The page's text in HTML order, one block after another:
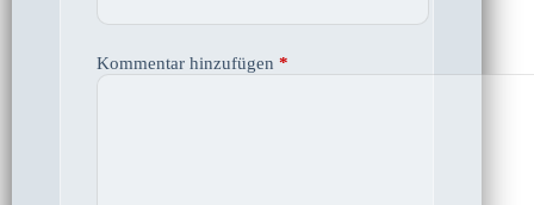
Kommentar hinzufügen *